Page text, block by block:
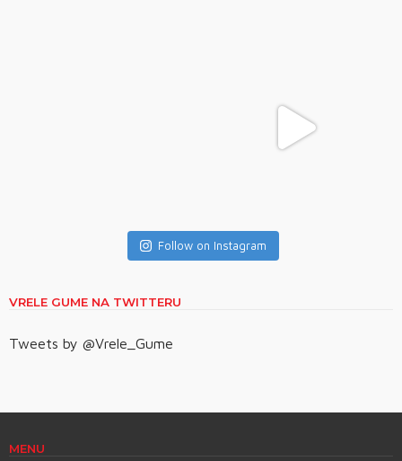
Follow on Instagram
VRELE GUME NA TWITTERU
Tweets by @Vrele_Gume
MENU